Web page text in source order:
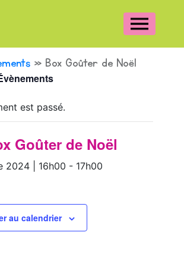
» Box Goûter de Noël
est passé.
Goûter de Noël
2024 | 16h00 - 17h00
au calendrier